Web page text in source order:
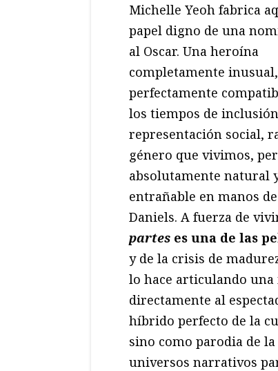
Michelle Yeoh fabrica
papel digno de una
al Oscar. Una heroína
completamente inusual,
perfectamente
los tiempos de
representación social,
género que vivimos,
absolutamente natural
entrañable en manos
Daniels. A fuerza de
partes es una de las
y de la crisis de
lo hace articulando
directamente al
híbrido perfecto de la
sino como parodia de
universos narrativos